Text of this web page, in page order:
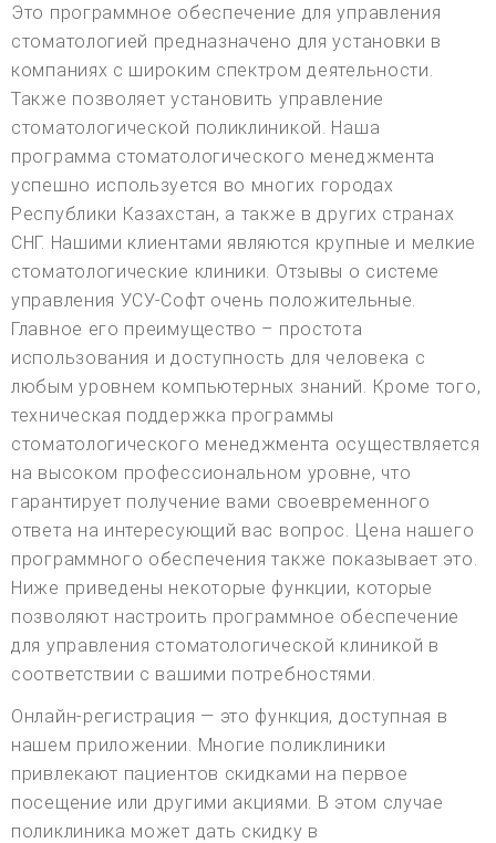
Это программное обеспечение для управления
стоматологией предназначено для установки в
компаниях с широким спектром деятельности.
Также позволяет установить управление
стоматологической поликлиникой. Наша
программа стоматологического менеджмента
успешно используется во многих городах
Республики Казахстан, а также в других странах
СНГ. Нашими клиентами являются крупные и мелкие
стоматологические клиники. Отзывы о системе
управления УСУ-Софт очень положительные.
Главное его преимущество – простота
использования и доступность для человека с
любым уровнем компьютерных знаний. Кроме того,
техническая поддержка программы
стоматологического менеджмента осуществляется
на высоком профессиональном уровне, что
гарантирует получение вами своевременного
ответа на интересующий вас вопрос. Цена нашего
программного обеспечения также показывает это.
Ниже приведены некоторые функции, которые
позволяют настроить программное обеспечение
для управления стоматологической клиникой в
соответствии с вашими потребностями.
Онлайн-регистрация — это функция, доступная в
нашем приложении. Многие поликлиники
привлекают пациентов скидками на первое
посещение или другими акциями. В этом случае
поликлиника может дать скидку в